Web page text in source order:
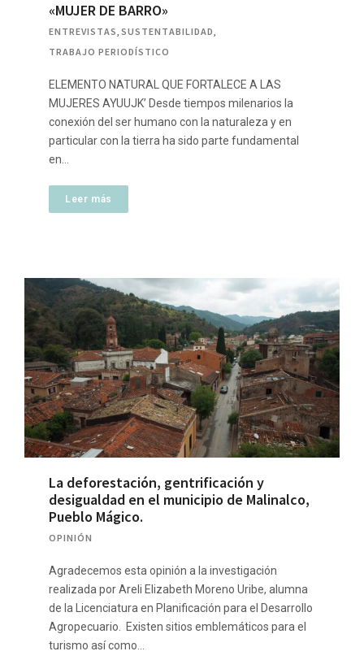
«MUJER DE BARRO»
ENTREVISTAS SUSTENTABILIDAD
TRABAJO PERIODÍSTICO
ELEMENTO NATURAL QUE FORTALECE A LAS
MUJERES AYUUJK’ Desde tiempos milenarios la
conexión del ser humano con la naturaleza y en
particular con la tierra ha sido parte fundamental
en…
Leer más
La deforestación, gentrificación y
desigualdad en el municipio de Malinalco,
Pueblo Mágico.
OPINIÓN
Agradecemos esta opinión a la investigación
realizada por Areli Elizabeth Moreno Uribe, alumna
de la Licenciatura en Planificación para el Desarrollo
Agropecuario. Existen sitios emblemáticos para el
turismo así como…